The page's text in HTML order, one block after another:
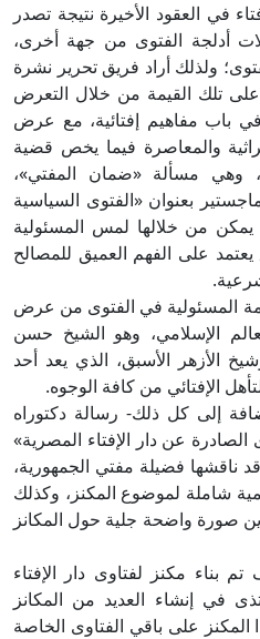
في العقود الأخيرة نتيجة تصدر
أدلجة الفتوى من جهة أخرى،
ولذلك أراد فريق تحرير نشرة
على تلك القيمة من خلال التعرض
في باب مفاهيم إفتائية، مع عرض
والمعاصرة فيما يخص قضية
وهي مسألة «ضمان المفتي»،
بعنوان «الفتوى السياسية
يمكن من خلالها لمس المسئولية
على الفهم العميق للمصالح
المسئولية في الفتوى من عرض
الإسلامي، وهو الشيخ حسن
الأزهر الأسبق، الذي يعد أحد
الإفتائي من كافة الوجوه.
إلى كل ذلك- رسالة دكتوراه
الصادرة عن دار الإفتاء المصرية»
ناقشها فضيلة مفتي الجمهورية،
شاملة لموضوع المكنز، وكذلك
صورة واضحة جلية حول المكانز
بناء مكنز لفتاوى دار الإفتاء
في إنشاء العديد من المكانز
المكنز على باقي الفتاوى الخاصة